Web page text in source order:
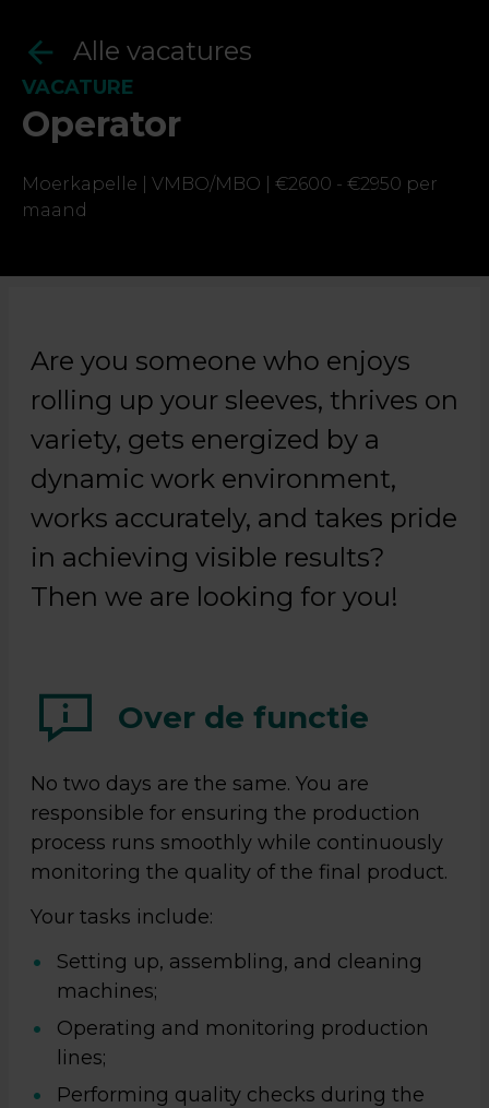
Alle vacatures
VACATURE
Operator
Moerkapelle | VMBO/MBO |
€2600 - €2950 per
maand
Are you someone who enjoys
rolling up your sleeves, thrives on
variety, gets energized by a
dynamic work environment,
works accurately, and takes pride
in achieving visible results?
Then we are looking for you!
Over de functie
No two days are the same. You are
responsible for ensuring the production
process runs smoothly while continuously
monitoring the quality of the final product.
Your tasks include:
Setting up, assembling, and cleaning
machines;
Operating and monitoring production
lines;
Performing quality checks during the
te slaan en te verwerken.